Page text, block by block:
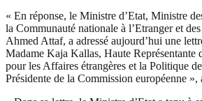
« En réponse, le Ministre d’Etat, Ministre
la Communauté nationale à l’Etranger et
Ahmed Attaf, a adressé aujourd’hui une
Madame Kaja Kallas, Haute Représentante
pour les Affaires étrangères et la Politique
Présidente de la Commission européenne »,